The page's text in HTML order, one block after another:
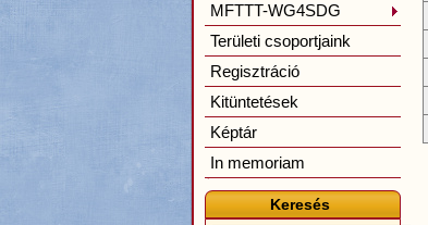
MFTTT-WG4SDG
Területi csoportjaink
Regisztráció
Kitüntetések
Képtár
In memoriam
Keresés